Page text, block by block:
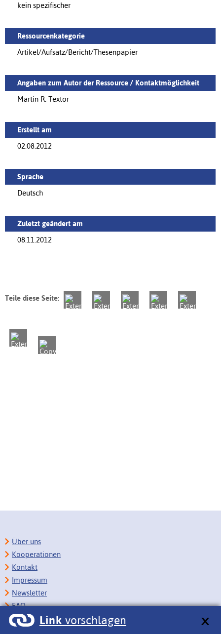
kein spezifischer
Ressourcenkategorie
Artikel/Aufsatz/Bericht/Thesenpapier
Angaben zum Autor der Ressource / Kontaktmöglichkeit
Martin R. Textor
Erstellt am
02.08.2012
Sprache
Deutsch
Zuletzt geändert am
08.11.2012
Teile diese Seite:
Link vorschlagen
Über uns
Kooperationen
Kontakt
Impressum
Newsletter
FAQ
Copyright